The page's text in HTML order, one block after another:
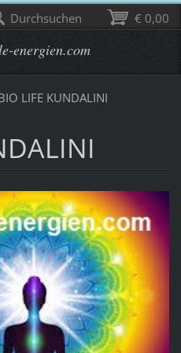
energien.com
LIFE KUNDALINI
€ 0,00
Durchsuchen